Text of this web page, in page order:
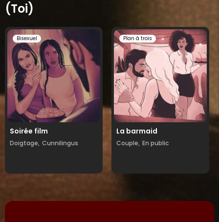
(Toi)
Soirée film
Bisexuel
Doigtage, Cunnilingus
La barmaid
Plan à trois
Couple, En public